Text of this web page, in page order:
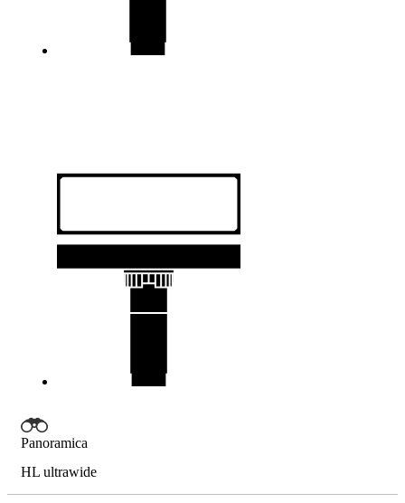
Panoramica
HL ultrawide